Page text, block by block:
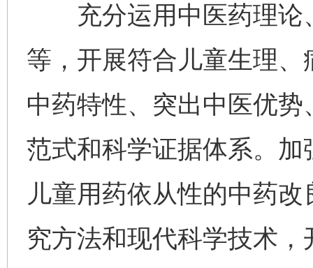
充分运用中医药理论
等，开展符合儿童生理
中药特性、突出中医优
范式和科学证据体系。
儿童用药依从性的中药
究方法和现代科学技术